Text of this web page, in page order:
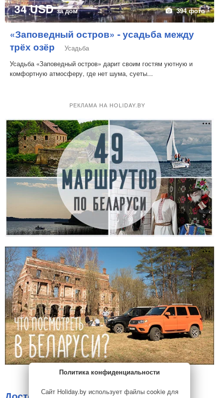
34 USDза дом 394 фото
«Заповедный остров» - усадьба между
трёх озёр
Усадьба
Усадьба «Заповедный остров» дарит своим гостям уютную и
комфортную атмосферу, где нет шума, суеты...
РЕКЛАМА НА HOLIDAY.BY
18
Политика конфиденциальности
Сайт Holiday.by использует файлы cookie для